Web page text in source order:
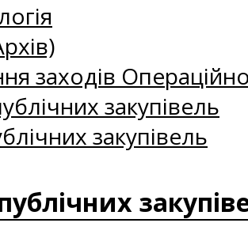
заходів
закупівель
закупівель